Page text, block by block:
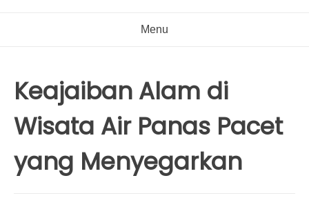
Menu
Keajaiban Alam di
Wisata Air Panas Pacet
yang Menyegarkan